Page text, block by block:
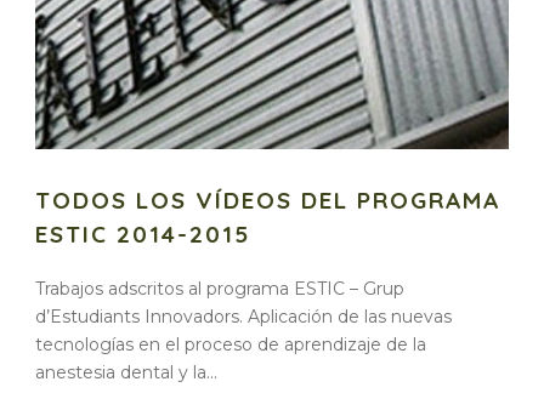
TODOS LOS VÍDEOS DEL PROGRAMA
ESTIC 2014-2015
Trabajos adscritos al programa ESTIC – Grup
d’Estudiants Innovadors. Aplicación de las nuevas
tecnologías en el proceso de aprendizaje de la
anestesia dental y la...